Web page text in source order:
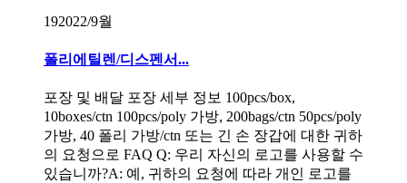
192022/9월
폴리에틸렌/디스펜서...
포장 및 배달 포장 세부 정보 100pcs/box,
10boxes/ctn 100pcs/poly 가방, 200bags/ctn 50pcs/poly
가방, 40 폴리 가방/ctn 또는 긴 손 장갑에 대한 귀하
의 요청으로 FAQ Q: 우리 자신의 로고를 사용할 수
있습니까?A: 예, 귀하의 요청에 따라 개인 로고를